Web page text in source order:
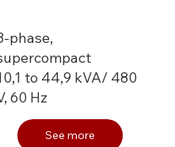
phase,
to 44,9 kVA/ 480
60 Hz
See more